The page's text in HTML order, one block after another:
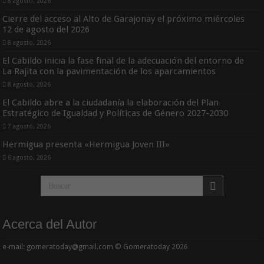
Cierre del acceso al Alto de Garajonay el próximo miércoles
12 de agosto del 2026
8 agosto, 2026
El Cabildo inicia la fase final de la adecuación del entorno de
La Rajita con la pavimentación de los aparcamientos
8 agosto, 2026
El Cabildo abre a la ciudadanía la elaboración del Plan
Estratégico de Igualdad y Políticas de Género 2027-2030
7 agosto, 2026
Hermigua presenta «Hermigua Joven III»
6 agosto, 2026
Acerca del Autor
e-mail: gomeratoday@gmail.com © Gomeratoday 2026